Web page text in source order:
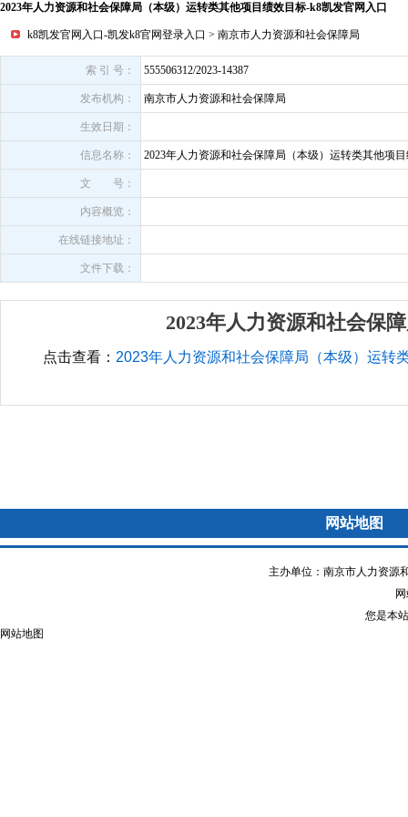
2023年人力资源和社会保障局（本级）运转类其他项目绩效目标-k8凯发官网入口
k8凯发官网入口-凯发k8官网登录入口 > 南京市人力资源和社会保障局
索 引 号： 555506312/2023-14387
发布机构： 南京市人力资源和社会保障局
生效日期：
信息名称： 2023年人力资源和社会保障局（本级）运转类其他项
文 号：
内容概览：
在线链接地址：
文件下载：
2023年人力资源和社会保
点击查看： 2023年人力资源和社会保障局（本级）运转
网站地图
主办单位：南京市人力资源
您是本
网站地图